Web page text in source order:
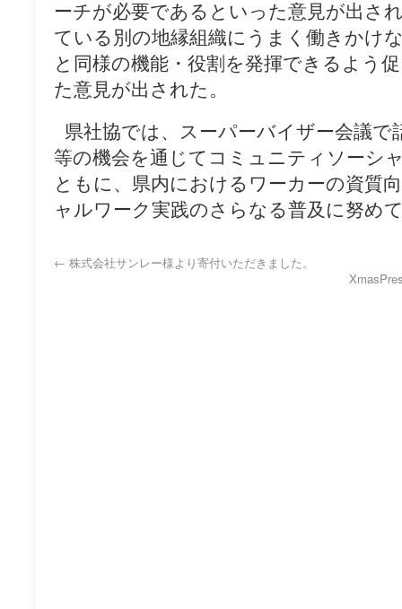
ーチが必要であるといった意見が出さ
ている別の地縁組織にうまく働きかけ
と同様の機能・役割を発揮できるよう
た意見が出された。
県社協では、スーパーバイザー会議で
等の機会を通じてコミュニティソーシ
ともに、県内におけるワーカーの資質
ャルワーク実践のさらなる普及に努め
← 株式会社サンレー様より寄付いただきました。